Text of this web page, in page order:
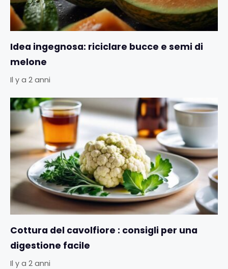
Idea ingegnosa: riciclare bucce e semi di
melone
Il y a 2 anni
Cottura del cavolfiore : consigli per una
digestione facile
Il y a 2 anni